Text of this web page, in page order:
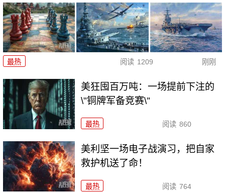
最热 阅读 1209 刚刚
美狂囤百万吨：一场提前下注的
\"铜牌军备竞赛\"
最热 阅读 860
美利坚一场电子战演习，把自家
救护机送了命！
最热 阅读 764